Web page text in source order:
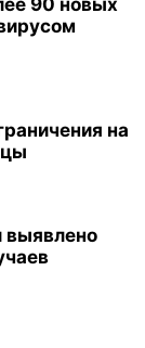
90 новых
на
выявлено